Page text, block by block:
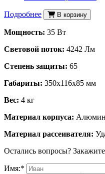
Подробнее В корзину
Мощность: 35 Вт
Световой поток: 4242 Лм
Степень защиты: 65
Габариты: 350x116x85 мм
Вес: 4 кг
Материал корпуса:
Материал рассеивателя:
Остались вопросы?
Имя:*